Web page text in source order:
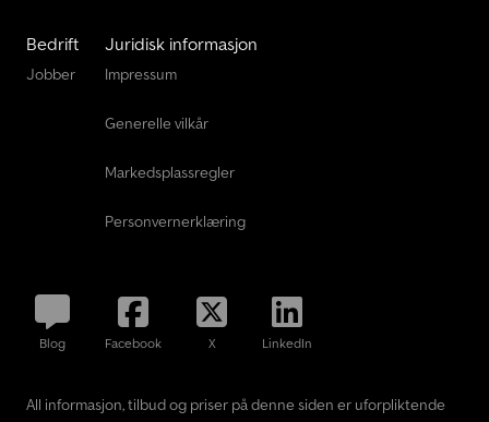
Bedrift
Jobber
Juridisk informasjon
Impressum
Generelle vilkår
Markedsplassregler
Personvernerklæring
Blog Facebook X LinkedIn
All informasjon, tilbud og priser på denne siden er uforpliktende